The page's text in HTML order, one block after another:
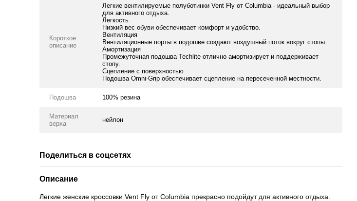
Короткое
описание
Легкие вентилируемые полуботинки Vent Fly от Columbia - идеальный выбор
для активного отдыха.
Легкость
Низкий вес обуви обеспечивает комфорт и удобство.
Вентиляция
Вентиляционные порты в подошве создают воздушный поток вокруг стопы.
Амортизация
Промежуточная подошва Techlite отлично амортизирует и поддерживает
стопу.
Сцепление с поверхностью
Подошва Omni-Grip обеспечивает сцепление на пересеченной местности.
Подошва 100% резина
Материал
верха
нейлон
Поделиться в соцсетях
Описание
Легкие женские кроссовки Vent Fly от Columbia прекрасно подойдут для активного отдыха.